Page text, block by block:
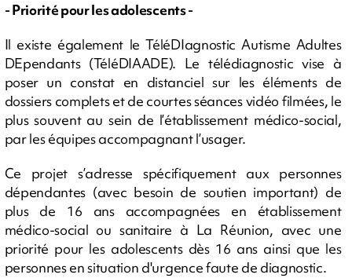
- Priorité pour les adolescents -
Il existe également le TéléDIagnostic Autisme Adultes
DEpendants (TéléDIAADE). Le télédiagnostic vise à
poser un constat en distanciel sur les éléments de
dossiers complets et de courtes séances vidéo filmées, le
plus souvent au sein de l’établissement médico-social,
par les équipes accompagnant l’usager.
Ce projet s’adresse spécifiquement aux personnes
dépendantes (avec besoin de soutien important) de
plus de 16 ans accompagnées en établissement
médico-social ou sanitaire à La Réunion, avec une
priorité pour les adolescents dès 16 ans ainsi que les
personnes en situation d'urgence faute de diagnostic.